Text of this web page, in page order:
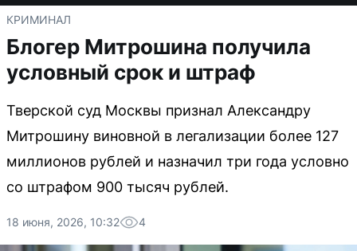
КРИМИНАЛ
Блогер Митрошина получила
условный срок и штраф
Тверской суд Москвы признал Александру
Митрошину виновной в легализации более 127
миллионов рублей и назначил три года условно
со штрафом 900 тысяч рублей.
18 июня, 2026, 10:32 4